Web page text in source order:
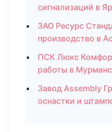
сигнализаций в
ЗАО Ресурс
производство в
ПСК Люкс
работы в
Завод Assembly
оснастки и